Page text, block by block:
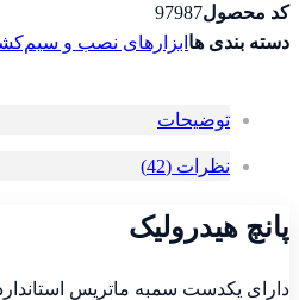
کد محصول97987
دسته بندی ها ابزارهای نصب و
توضیحات
نظرات (42)
پانچ هیدرولیک
دارای یکدست سمبه ماتریس